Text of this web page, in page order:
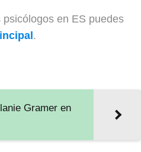
en ES puedes
.
Gramer en